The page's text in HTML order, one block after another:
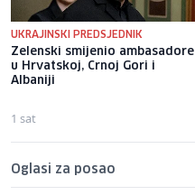
UKRAJINSKI PREDSJEDNIK
Zelenski smijenio ambasadore
u Hrvatskoj, Crnoj Gori i
Albaniji
1 sat
Oglasi za posao